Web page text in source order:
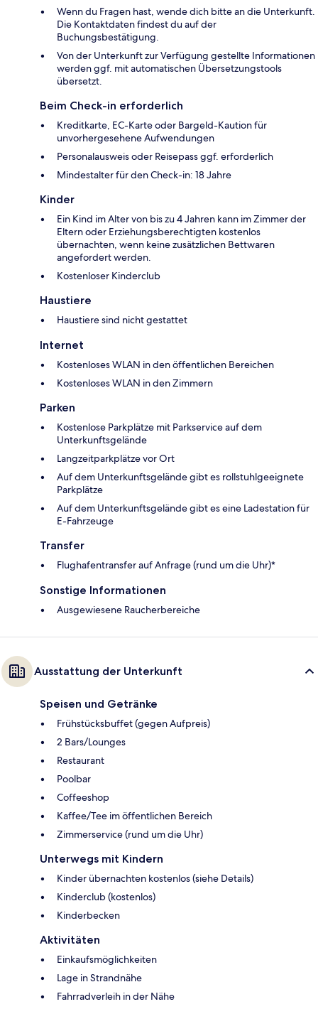
Wenn du Fragen hast, wende dich bitte an die Unterkunft.
Die Kontaktdaten findest du auf der
Buchungsbestätigung.
Von der Unterkunft zur Verfügung gestellte Informationen
werden ggf. mit automatischen Übersetzungstools
übersetzt.
Beim Check-in erforderlich
Kreditkarte, EC-Karte oder Bargeld-Kaution für
unvorhergesehene Aufwendungen
Personalausweis oder Reisepass ggf. erforderlich
Mindestalter für den Check-in: 18 Jahre
Kinder
Ein Kind im Alter von bis zu 4 Jahren kann im Zimmer der
Eltern oder Erziehungsberechtigten kostenlos
übernachten, wenn keine zusätzlichen Bettwaren
angefordert werden.
Kostenloser Kinderclub
Haustiere
Haustiere sind nicht gestattet
Internet
Kostenloses WLAN in den öffentlichen Bereichen
Kostenloses WLAN in den Zimmern
Parken
Kostenlose Parkplätze mit Parkservice auf dem
Unterkunftsgelände
Langzeitparkplätze vor Ort
Auf dem Unterkunftsgelände gibt es rollstuhlgeeignete
Parkplätze
Auf dem Unterkunftsgelände gibt es eine Ladestation für
E-Fahrzeuge
Transfer
Flughafentransfer auf Anfrage (rund um die Uhr)*
Sonstige Informationen
Ausgewiesene Raucherbereiche
Ausstattung der Unterkunft
Speisen und Getränke
Frühstücksbuffet (gegen Aufpreis)
2 Bars/Lounges
Restaurant
Poolbar
Coffeeshop
Kaffee/Tee im öffentlichen Bereich
Zimmerservice (rund um die Uhr)
Unterwegs mit Kindern
Kinder übernachten kostenlos (siehe Details)
Kinderclub (kostenlos)
Kinderbecken
Aktivitäten
Einkaufsmöglichkeiten
Lage in Strandnähe
Fahrradverleih in der Nähe